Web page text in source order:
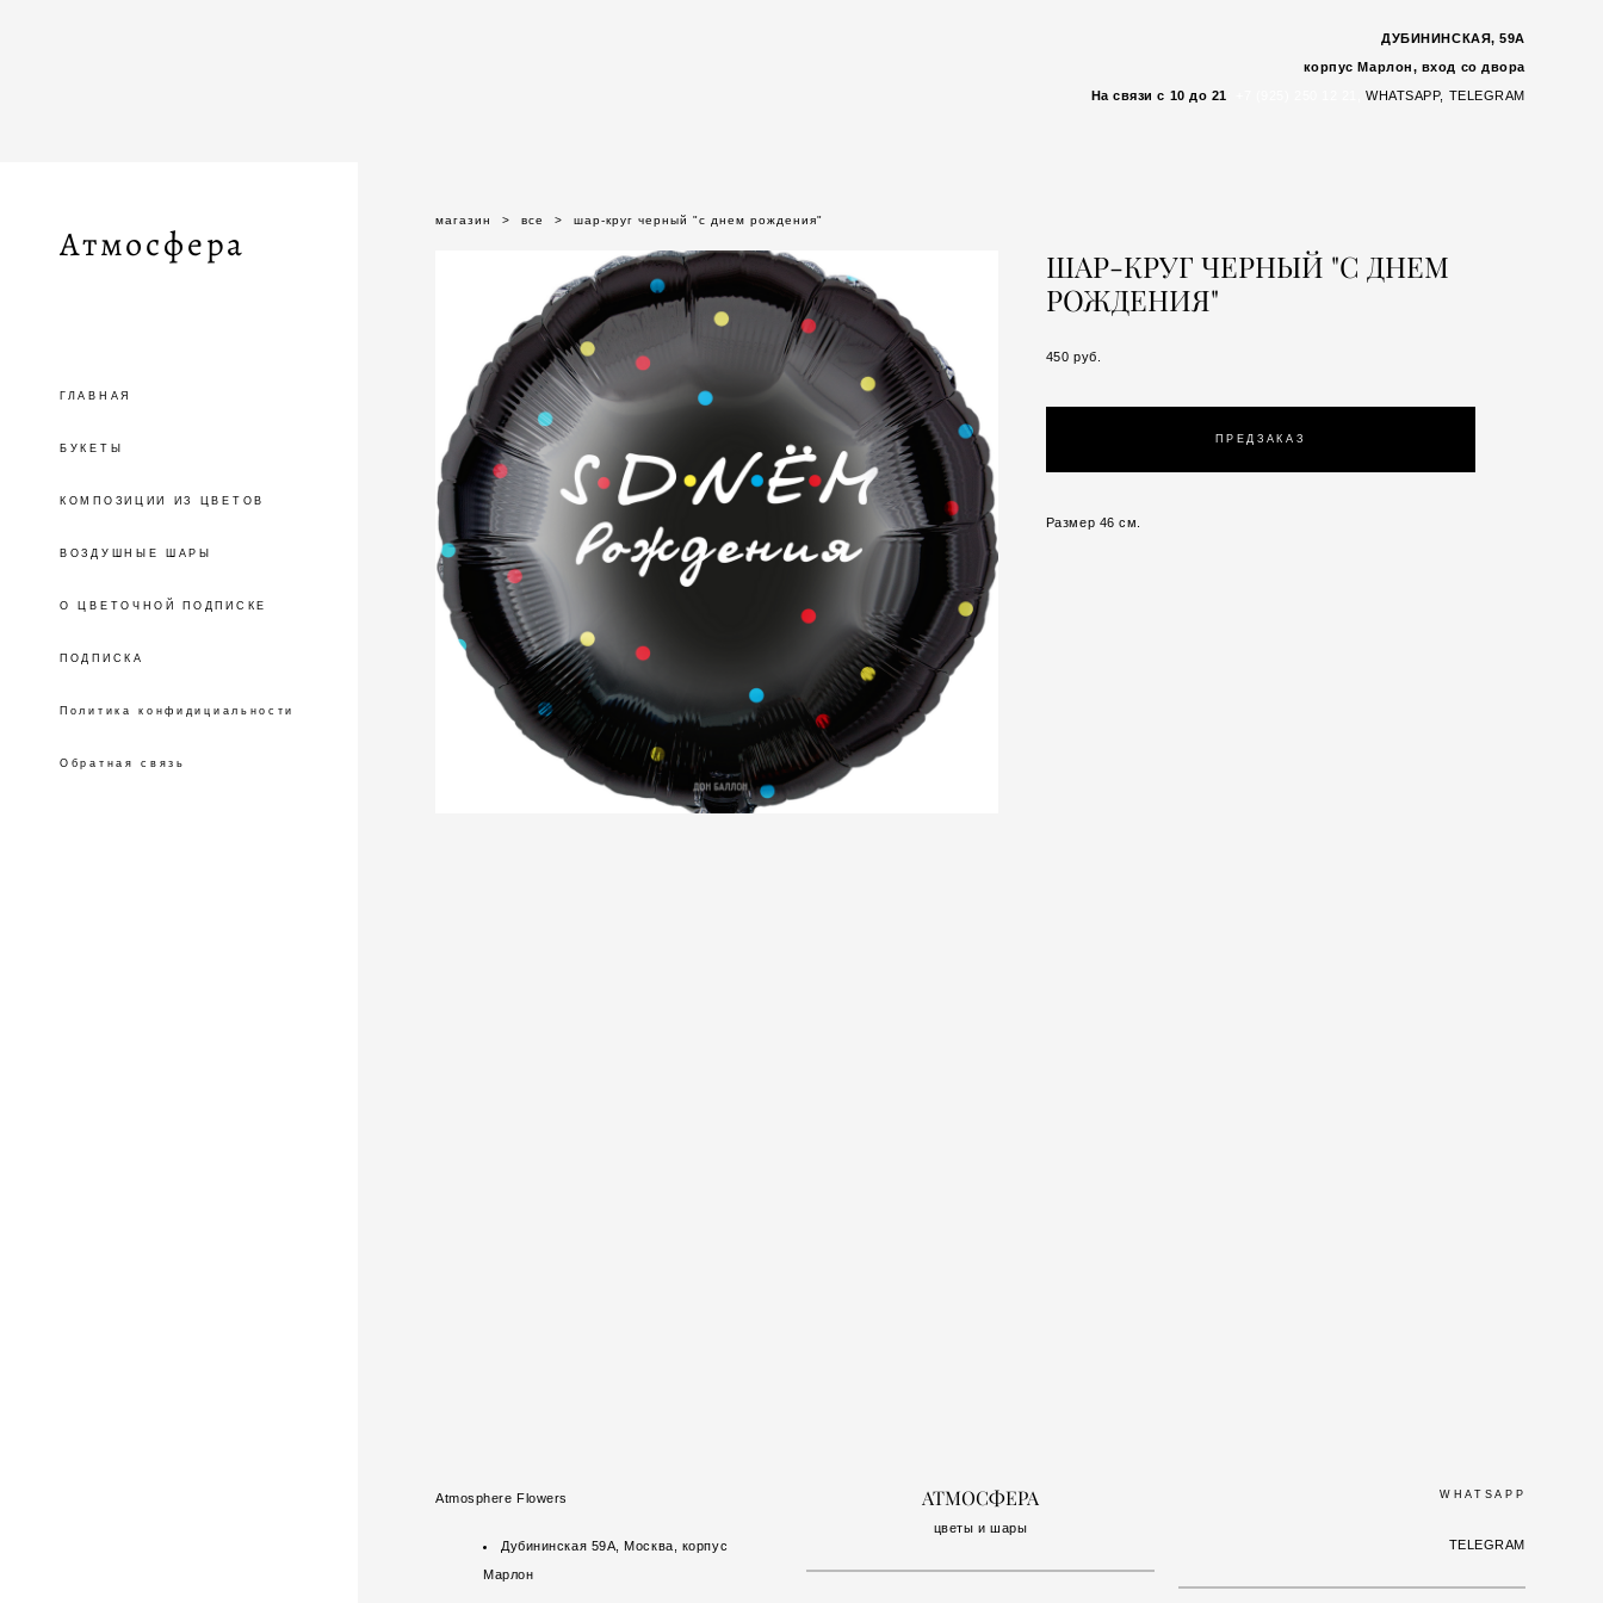
ДУБИНИНСКАЯ, 59А
корпус Марлон, вход со двора
На связи с 10 до 21
+7 (925) 250 12 21,WHATSAPP, TELEGRAM
Атмосфера
ГЛАВНАЯ
БУКЕТЫ
КОМПОЗИЦИИ ИЗ ЦВЕТОВ
ВОЗДУШНЫЕ ШАРЫ
О ЦВЕТОЧНОЙ ПОДПИСКЕ
ПОДПИСКА
Политика конфидициальности
Обратная связь
магазин > все > шар-круг черный "с днем рождения"
ШАР-КРУГ ЧЕРНЫЙ "С ДНЕМ
РОЖДЕНИЯ"
450 pуб.
ПРЕДЗАКАЗ
Размер 46 см.
Atmosphere Flowers
Дубининская 59А, Москва, корпус
Марлон
АТМОСФЕРА
цветы и шары
WHATSAPP
TELEGRAM